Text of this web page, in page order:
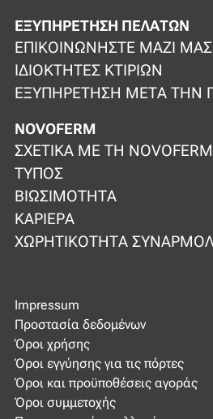
ΕΞΥΠΗΡΈΤΗΣΗ ΠΕΛΑΤΏΝ
ΕΠΙΚΟΙΝΩΝΉΣΤΕ ΜΑΖΊ ΜΑΣ
ΙΔΙΟΚΤΉΤΕΣ ΚΤΙΡΊΩΝ
ΕΞΥΠΗΡΈΤΗΣΗ ΜΕΤΆ ΤΗΝ
NOVOFERM
ΣΧΕΤΙΚΆ ΜΕ ΤΗ NOVOFERM
ΤΎΠΟΣ
ΒΙΩΣΙΜΌΤΗΤΑ
ΚΑΡΙΈΡΑ
ΧΩΡΗΤΙΚΌΤΗΤΑ
Impressum
Προστασία δεδομένων
Όροι χρήσης
Όροι εγγύησης για τις πόρτες
Όροι και προϋποθέσεις αγοράς
Όροι συμμετοχής